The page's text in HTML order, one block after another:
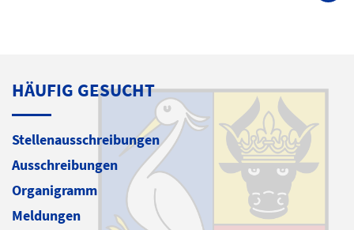
HÄUFIG GESUCHT
Stellenausschreibungen
Ausschreibungen
Organigramm
Meldungen